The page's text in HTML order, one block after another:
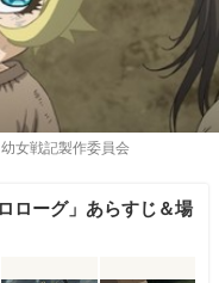
女戦記製作委員会
ローグ」あらすじ＆場